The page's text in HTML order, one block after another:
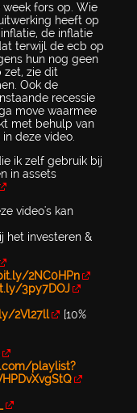
fors op. Wie
heeft op
de inflatie
terwijl de ecb op
hun nog geen
zet, zie dit
Ook de
recessie
move waarmee
met behulp van
deze video.
ik zelf gebruik bij
in assets
video's kan
het investeren &
2NC0HPn
3py7DOJ
2Vl27ll
[10%
playlist?